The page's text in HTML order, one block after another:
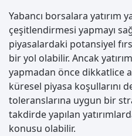
Yabancı borsalara yatırım
çeşitlendirmesi yapmayı
piyasalardaki potansiyel
bir yol olabilir. Ancak
yapmadan önce dikkatlice
küresel piyasa koşullarını
toleranslarına uygun bir
takdirde yapılan
konusu olabilir.